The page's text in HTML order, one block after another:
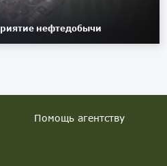
нефтедобычи
Помощь агентству